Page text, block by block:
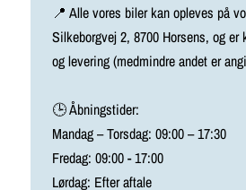
📍 Alle vores biler kan opleves på
Silkeborgvej 2, 8700 Horsens, og er
og levering (medmindre andet er
🕒 Åbningstider:
Mandag – Torsdag: 09:00 – 17:30
Fredag: 09:00 - 17:00
Lørdag: Efter aftale